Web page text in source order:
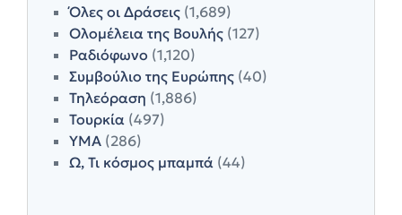
Όλες οι Δράσεις (1,689)
Ολομέλεια της Βουλής (127)
Ραδιόφωνο (1,120)
Συμβούλιο της Ευρώπης (40)
Τηλεόραση (1,886)
Τουρκία (497)
ΥΜΑ (286)
Ω, Τι κόσμος μπαμπά (44)